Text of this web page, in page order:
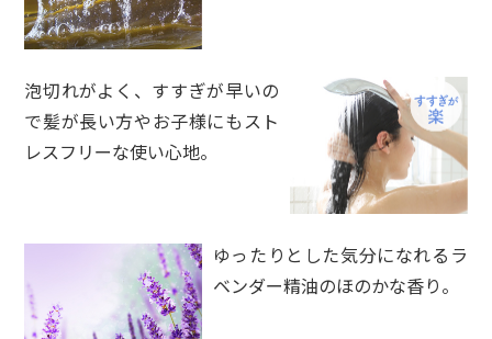
泡切れがよく、すすぎが早いの
で髪が長い方やお子様にもスト
レスフリーな使い心地。
ゆったりとした気分になれるラ
ベンダー精油のほのかな香り。